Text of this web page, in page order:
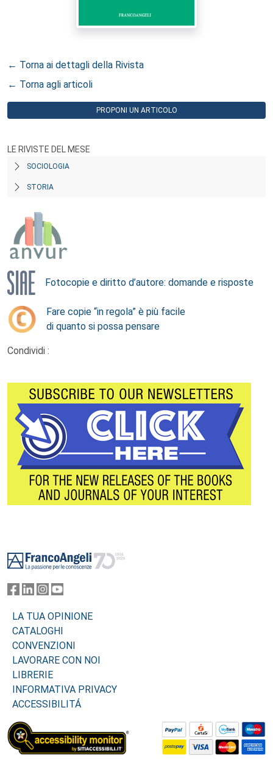
← Torna ai dettagli della Rivista
← Torna agli articoli
PROPONI UN ARTICOLO
LE RIVISTE DEL MESE
SOCIOLOGIA
STORIA
Fotocopie e diritto d’autore: domande e risposte
Fare copie “in regola” è più facile
di quanto si possa pensare
Condividi :
LA TUA OPINIONE
CATALOGHI
CONVENZIONI
LAVORARE CON NOI
LIBRERIE
INFORMATIVA PRIVACY
ACCESSIBILITÁ